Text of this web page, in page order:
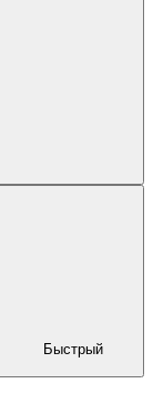
Быстрый